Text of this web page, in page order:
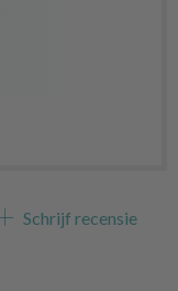
Schrijf recensie